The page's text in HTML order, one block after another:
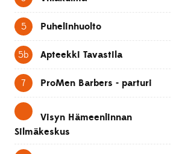
5 Puhelinhuolto
5b Apteekki Tavastila
7 ProMen Barbers - parturi
Visyn Hämeenlinnan
Silmäkeskus